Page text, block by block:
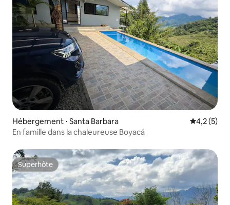
Hébergement ⋅ Santa Barbara Évaluation
4,2 (5)
En famille dans la chaleureuse Boyacá
Superhôte
Superhôte